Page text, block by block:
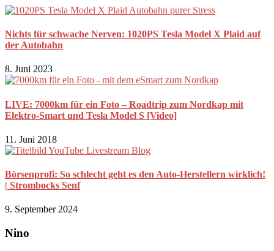
Nichts für schwache Nerven: 1020PS Tesla Model X Plaid auf
der Autobahn
8. Juni 2023
LIVE: 7000km für ein Foto – Roadtrip zum Nordkap mit
Elektro-Smart und Tesla Model S [Video]
11. Juni 2018
Börsenprofi: So schlecht geht es den Auto-Herstellern wirklich!
| Strombocks Senf
9. September 2024
Nino